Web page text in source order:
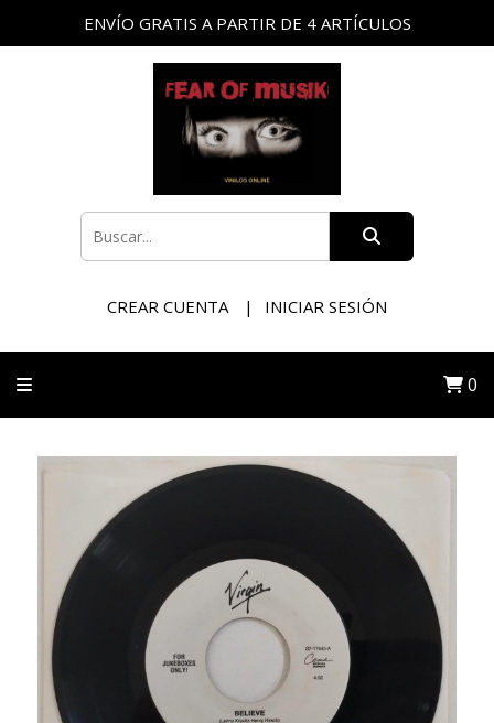
ENVÍO GRATIS A PARTIR DE 4 ARTÍCULOS
CREAR CUENTA INICIAR SESIÓN
0